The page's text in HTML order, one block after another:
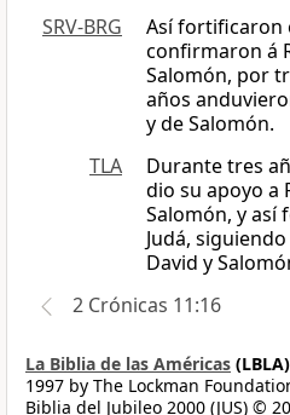
SRV-BRG
Así fortificaron
confirmaron á
Salomón, por
años
y de Salomón.
TLA
Durante tres
dio su apoyo a
Salomón, y así
Judá,
David y
2 Crónicas 11:16
La Biblia de las Américas (LBLA)
1997 by The Lockman
Biblia del Jubileo 2000 (JUS) ©